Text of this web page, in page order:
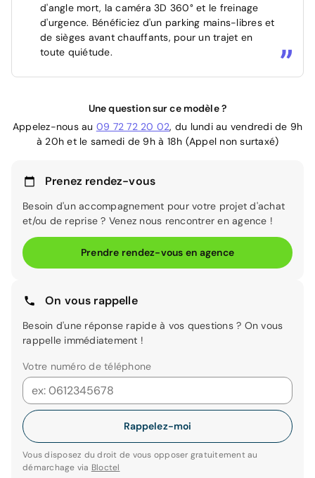
d'angle mort, la caméra 3D 360° et le freinage
d'urgence. Bénéficiez d'un parking mains-libres et
de sièges avant chauffants, pour un trajet en
toute quiétude.
Une question sur ce modèle ?
Appelez-nous au 09 72 72 20 02, du lundi au vendredi de 9h
à 20h et le samedi de 9h à 18h (Appel non surtaxé)
Prenez rendez-vous
Besoin d'un accompagnement pour votre projet d'achat
et/ou de reprise ? Venez nous rencontrer en agence !
Prendre rendez-vous en agence
On vous rappelle
Besoin d'une réponse rapide à vos questions ? On vous
rappelle immédiatement !
Votre numéro de téléphone
Rappelez-moi
Vous disposez du droit de vous opposer gratuitement au
démarchage via Bloctel